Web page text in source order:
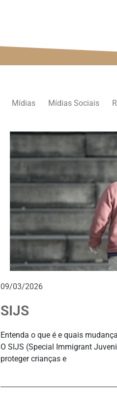
Mídias Mídias Sociais
09/03/2026
SIJS
Entenda o que é e quais
O SIJS (Special Immigrant
proteger crianças e